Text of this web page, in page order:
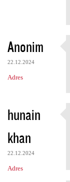
Anonim
22.12.2024
Adres
hunain
khan
22.12.2024
Adres